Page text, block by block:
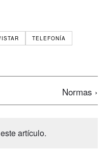
TELEFONÍA
Normas ›
artículo.